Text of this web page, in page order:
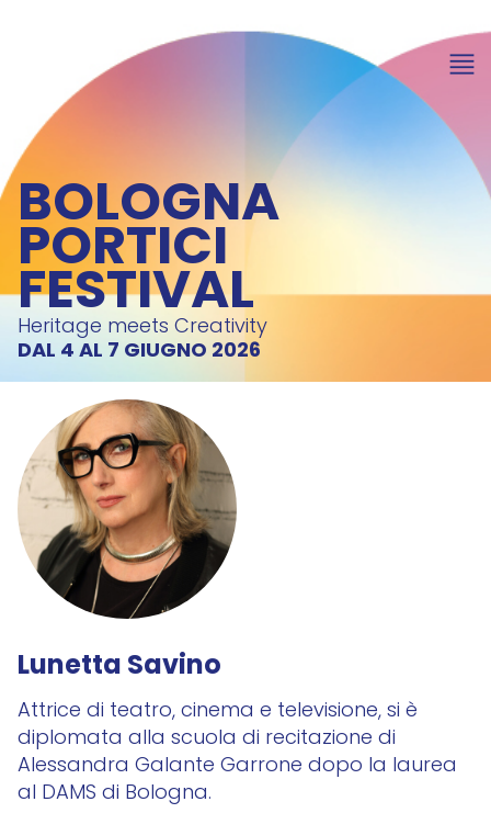
BOLOGNA
PORTICI
FESTIVAL
Heritage meets Creativity
DAL 4 AL 7 GIUGNO 2026
Lunetta Savino
Attrice di teatro, cinema e televisione, si è
diplomata alla scuola di recitazione di
Alessandra Galante Garrone dopo la laurea
al DAMS di Bologna.